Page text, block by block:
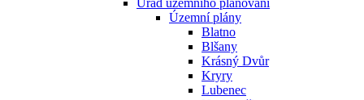
Úřad územního plánování
Územní plány
Blatno
Blšany
Krásný Dvůr
Kryry
Lubenec